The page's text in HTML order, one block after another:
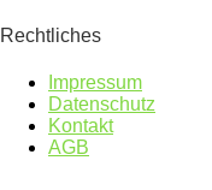
Rechtliches
Impressum
Datenschutz
Kontakt
AGB